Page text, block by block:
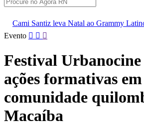
ao Grammy Latino
Chefes da PF
Pular
conteúdo
Evento
Festival
ações formativas em
comunidade
Macaíba